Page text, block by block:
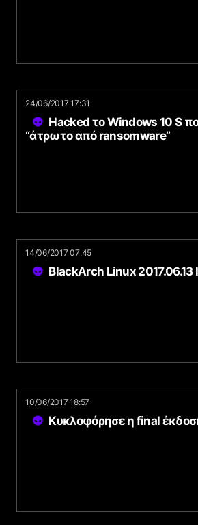
24/06/2017 17:31
Hacked το Windows 10 S
“άτρωτο από ransomware”
14/06/2017 07:45
BlackArch Linux 2017.06.13
10/06/2017 18:57
Κυκλοφόρησε η final